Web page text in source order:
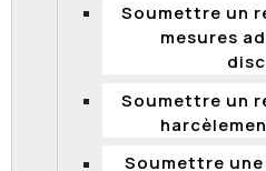
Soumettre un
mesures
Soumettre un
Soumettre
Suivi de l’enquête
respect du cadre
nomination d’une
directrice de la